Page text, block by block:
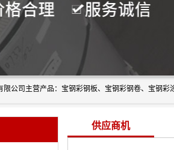
供应商机